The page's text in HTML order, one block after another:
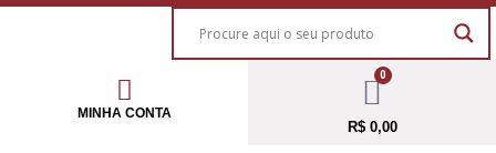
MINHA CONTA
0
R$0,00